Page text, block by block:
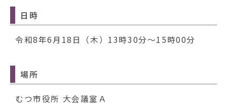
日時
令和8年6月18日（木）13時30分～15時00分
場所
むつ市役所 大会議室Ａ